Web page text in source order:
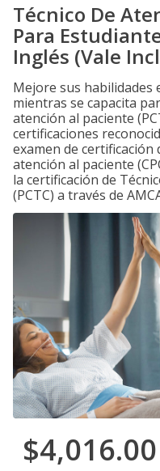
Técnico De
Para
Inglés (Vale
Mejore sus habilidades
mientras se capacita
atención al paciente
certificaciones
examen de certificación
atención al paciente
la certificación de
(PCTC) a través de
$4,016.00